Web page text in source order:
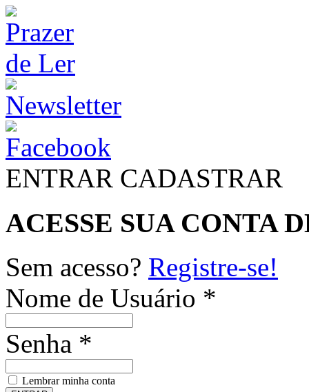
ENTRAR CADASTRAR
ACESSE SUA CONTA
Sem acesso? Registre-se!
Nome de Usuário *
Senha *
Lembrar minha conta